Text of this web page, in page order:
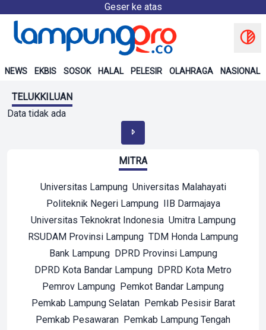
Geser ke atas
NEWS EKBIS SOSOK HALAL PELESIR OLAHRAGA NASIONAL
TELUKKILUAN
Data tidak ada
MITRA
Universitas Lampung Universitas Malahayati
Politeknik Negeri Lampung IIB Darmajaya
Universitas Teknokrat Indonesia Umitra Lampung
RSUDAM Provinsi Lampung TDM Honda Lampung
Bank Lampung DPRD Provinsi Lampung
DPRD Kota Bandar Lampung DPRD Kota Metro
Pemrov Lampung Pemkot Bandar Lampung
Pemkab Lampung Selatan Pemkab Pesisir Barat
Pemkab Pesawaran Pemkab Lampung Tengah